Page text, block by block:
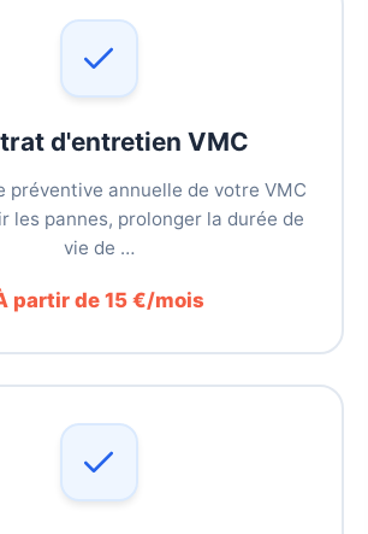
d'entretien VMC
préventive annuelle de votre VMC
les pannes, prolonger la durée de
vie de …
partir de 15 €/mois